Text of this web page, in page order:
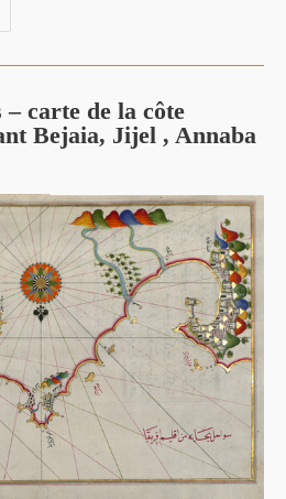
carte de la côte
Bejaia, Jijel , Annaba